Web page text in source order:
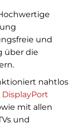
und
über die
nahtlos
DisplayPort
mit allen
und